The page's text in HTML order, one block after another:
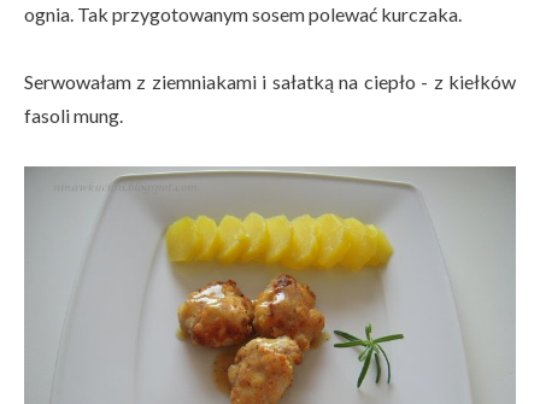
ognia. Tak przygotowanym sosem polewać kurczaka.
Serwowałam z ziemniakami i sałatką na ciepło - z kiełków
fasoli mung.